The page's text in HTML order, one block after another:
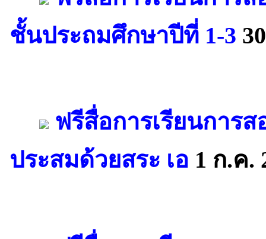
ชั้นประถมศึกษาปีที่ 1-3
ฟรีสื่อการเรียนการ
ประสมด้วยสระ เอ 1 ก.ค.